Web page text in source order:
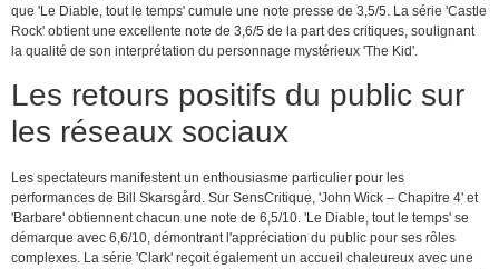
que 'Le Diable, tout le temps' cumule une note presse de 3,5/5. La série 'Castle
Rock' obtient une excellente note de 3,6/5 de la part des critiques, soulignant
la qualité de son interprétation du personnage mystérieux 'The Kid'.
Les retours positifs du public sur
les réseaux sociaux
Les spectateurs manifestent un enthousiasme particulier pour les
performances de Bill Skarsgård. Sur SensCritique, 'John Wick – Chapitre 4' et
'Barbare' obtiennent chacun une note de 6,5/10. 'Le Diable, tout le temps' se
démarque avec 6,6/10, démontrant l'appréciation du public pour ses rôles
complexes. La série 'Clark' reçoit également un accueil chaleureux avec une